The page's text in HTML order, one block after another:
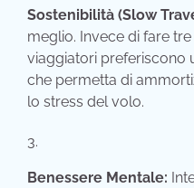
Sostenibilità (Slow
meglio. Invece di fare
viaggiatori preferiscono
che permetta di
lo stress del volo.
Benessere Mentale: